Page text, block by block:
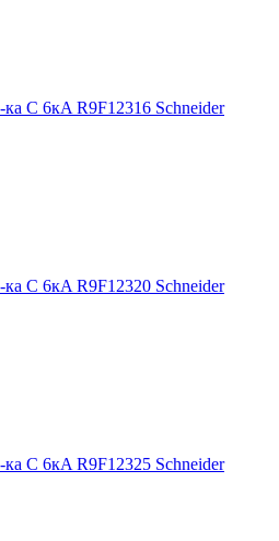
С 6кA R9F12316 Schneider
С 6кA R9F12320 Schneider
С 6кA R9F12325 Schneider